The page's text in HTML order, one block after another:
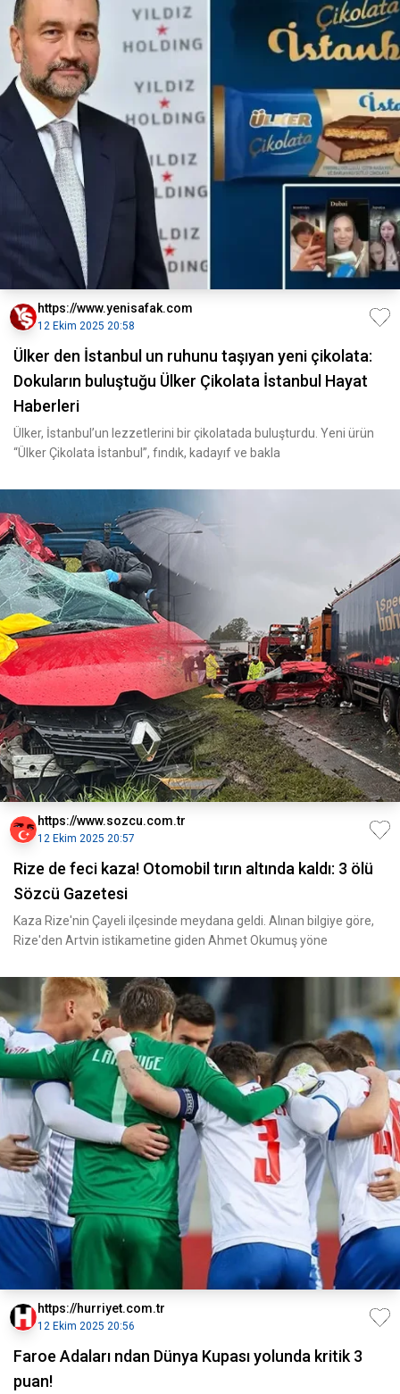
https://www.yenisafak.com
12 Ekim 2025 20:58
Ülker den İstanbul un ruhunu taşıyan yeni çikolata:
Dokuların buluştuğu Ülker Çikolata İstanbul Hayat
Haberleri
Ülker, İstanbul’un lezzetlerini bir çikolatada buluşturdu. Yeni ürün
“Ülker Çikolata İstanbul”, fındık, kadayıf ve bakla
https://www.sozcu.com.tr
12 Ekim 2025 20:57
Rize de feci kaza! Otomobil tırın altında kaldı: 3 ölü
Sözcü Gazetesi
Kaza Rize'nin Çayeli ilçesinde meydana geldi. Alınan bilgiye göre,
Rize'den Artvin istikametine giden Ahmet Okumuş yöne
https://hurriyet.com.tr
12 Ekim 2025 20:56
Faroe Adaları ndan Dünya Kupası yolunda kritik 3
puan!